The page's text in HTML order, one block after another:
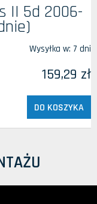
II 5d 2006-
Wysyłka w: 7 dni
159,29 zł
DO KOSZYKA